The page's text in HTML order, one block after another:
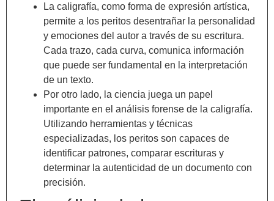
La caligrafía, como forma de expresión artística,
permite a los peritos desentrañar la personalidad
y emociones del autor a través de su escritura.
Cada trazo, cada curva, comunica información
que puede ser fundamental en la interpretación
de un texto.
Por otro lado, la ciencia juega un papel
importante en el análisis forense de la caligrafía.
Utilizando herramientas y técnicas
especializadas, los peritos son capaces de
identificar patrones, comparar escrituras y
determinar la autenticidad de un documento con
precisión.